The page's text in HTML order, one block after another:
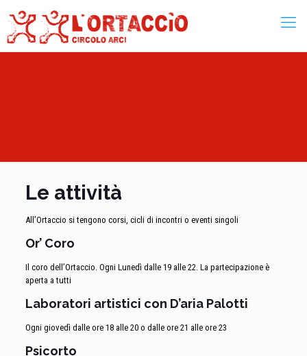
Le attività
All’Ortaccio si tengono corsi, cicli di incontri o eventi singoli
Or’ Coro
Il coro dell’Ortaccio. Ogni Lunedì dalle 19 alle 22. La partecipazione è
aperta a tutti
Laboratori artistici con D’aria Palotti
Ogni giovedì dalle ore 18 alle 20 o dalle ore 21 alle ore 23
Psicorto